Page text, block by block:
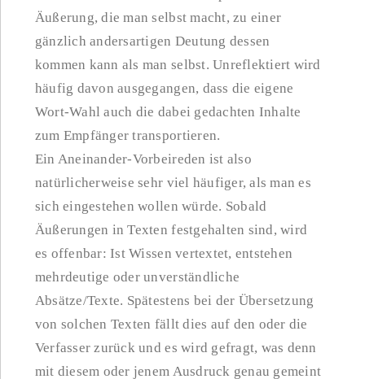
Äußerung, die man selbst macht, zu einer
gänzlich andersartigen Deutung dessen
kommen kann als man selbst. Unreflektiert wird
häufig davon ausgegangen, dass die eigene
Wort-Wahl auch die dabei gedachten Inhalte
zum Empfänger transportieren.
Ein Aneinander-Vorbeireden ist also
natürlicherweise sehr viel häufiger, als man es
sich eingestehen wollen würde. Sobald
Äußerungen in Texten festgehalten sind, wird
es offenbar: Ist Wissen vertextet, entstehen
mehrdeutige oder unverständliche
Absätze/Texte. Spätestens bei der Übersetzung
von solchen Texten fällt dies auf den oder die
Verfasser zurück und es wird gefragt, was denn
mit diesem oder jenem Ausdruck genau gemeint